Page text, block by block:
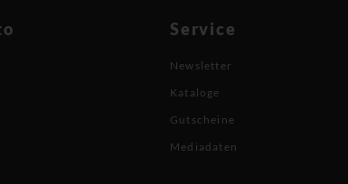
Service
Newsletter
Kataloge
Gutscheine
Mediadaten